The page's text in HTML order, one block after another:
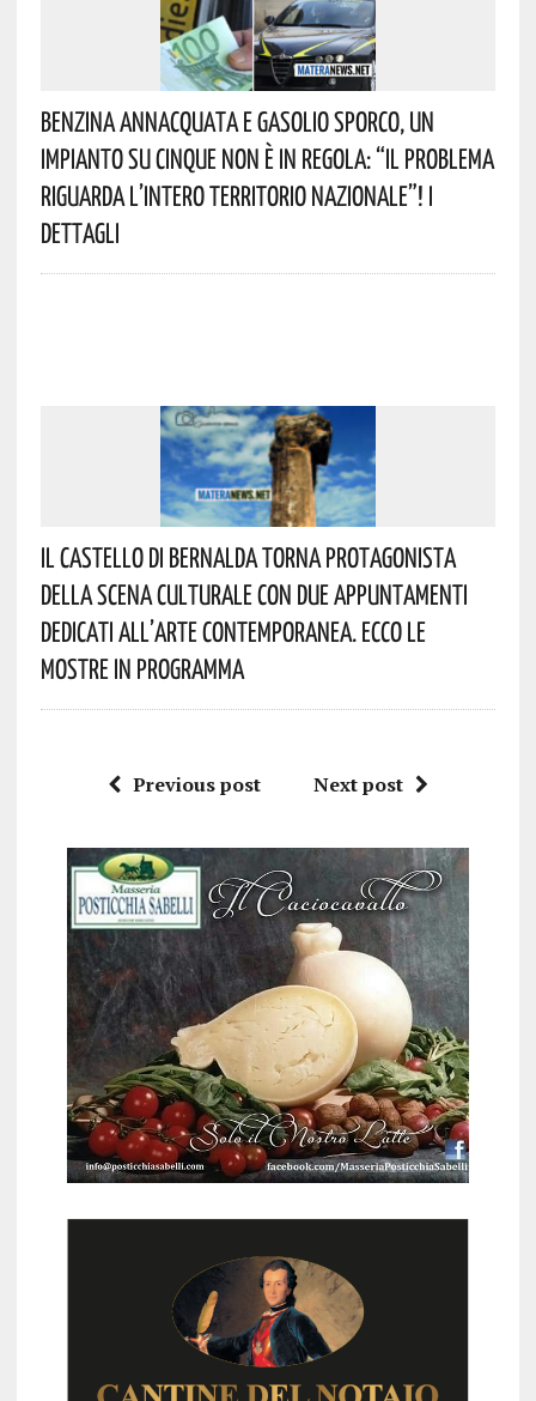
Benzina Annacquata E Gasolio Sporco, Un
Impianto Su Cinque Non È In Regola: “il Problema
Riguarda L’intero Territorio Nazionale”! I
Dettagli
Il Castello Di Bernalda Torna Protagonista
Della Scena Culturale Con Due Appuntamenti
Dedicati All’arte Contemporanea. Ecco Le
Mostre In Programma
Previous post Next post